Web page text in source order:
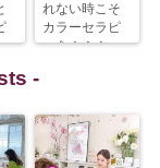
れない時こそ
カラーセラピ
ーを！！！
-